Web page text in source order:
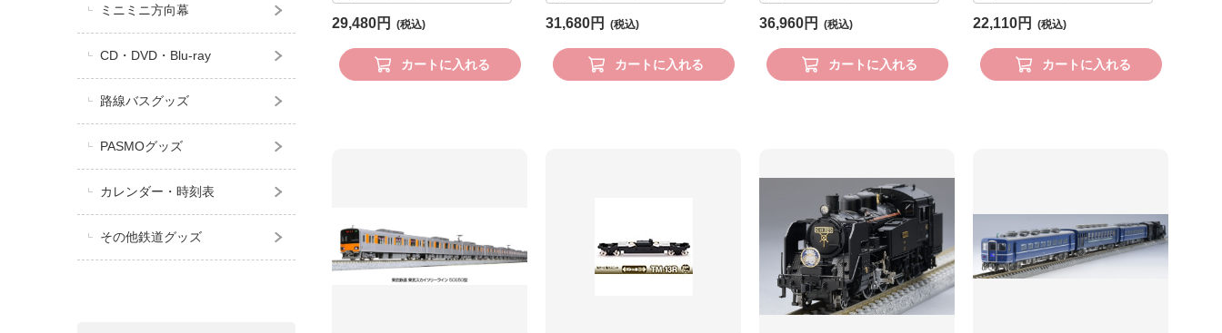
ミニミニ方向幕
CD・DVD・Blu-ray
路線バスグッズ
PASMOグッズ
カレンダー・時刻表
その他鉄道グッズ
29,480円
カートに入れる
31,680円
カートに入れる
36,960円
カートに入れる
22,110円
カートに入れる